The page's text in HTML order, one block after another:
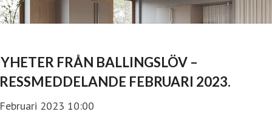
FRÅN BALLINGSLÖV –
FEBRUARI 2023.
2023 10:00